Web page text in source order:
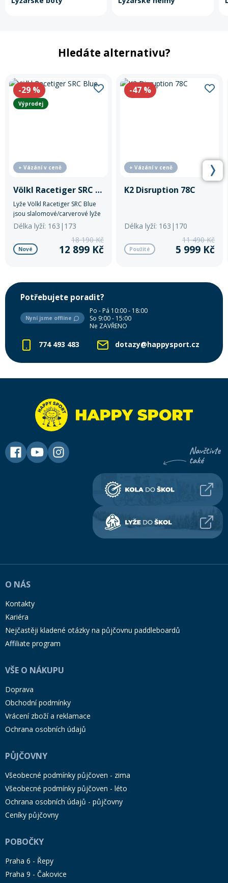
Hledáte alternativu?
-29 %
Výprodej
+ Vázání v ceně
Völkl Racetiger SRC Blue
Lyže Völkl Racetiger SRC Blue
jsou slalomové/carverové lyže
pro pokročilé lyžaře.
Délka lyží: 163|173
Nové
18 190 Kč
12 899 Kč
-47 %
+ Vázání v ceně
K2 Disruption 78C
Délka lyží: 163|170
Použité
11 490 Kč
5 999 Kč
Potřebujete poradit?
Nyní jsme offline
Po - Pá 10:00 - 18:00
So 9:00 - 15:00
Ne ZAVŘENO
774 493 483 dotazy@happysport.cz
O NÁS
Kontakty
Kariéra
Nejčastěji kladené otázky na půjčovnu paddleboardů
Affiliate program
VŠE O NÁKUPU
Doprava
Obchodní podmínky
Vrácení zboží a reklamace
Ochrana osobních údajů
PŮJČOVNY
Všeobecné podmínky půjčoven - zima
Všeobecné podmínky půjčoven - léto
Ochrana osobních údajů - půjčovny
Ceníky půjčovny
POBOČKY
Praha 6 - Řepy
Praha 9 - Čakovice